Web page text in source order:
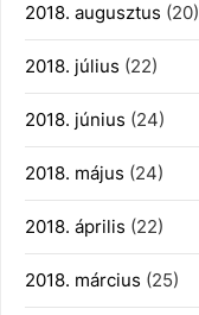
2018. augusztus (20)
2018. július (22)
2018. június (24)
2018. május (24)
2018. április (22)
2018. március (25)